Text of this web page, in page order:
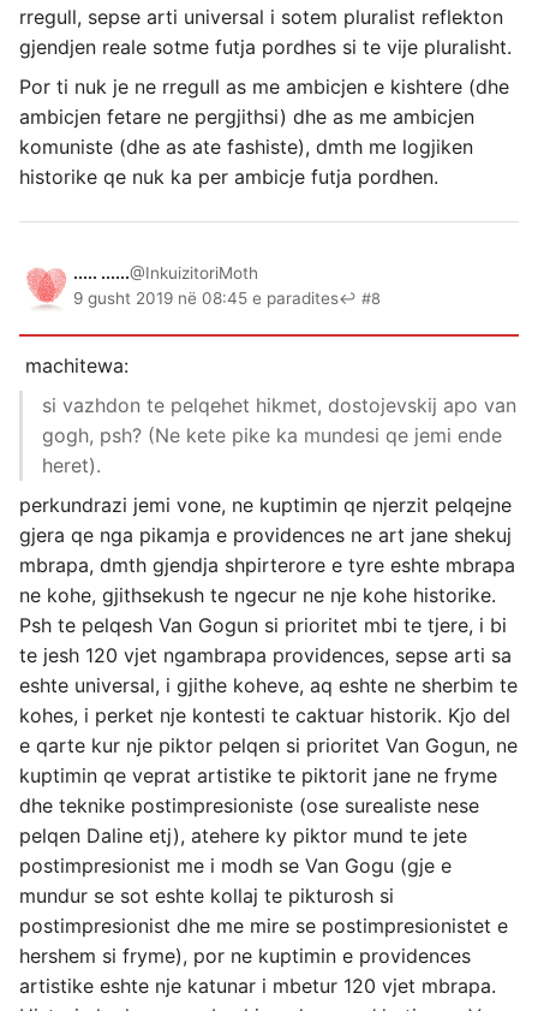
rregull, sepse arti universal i sotem pluralist reflekton
gjendjen reale sotme futja pordhes si te vije pluralisht.
Por ti nuk je ne rregull as me ambicjen e kishtere (dhe
ambicjen fetare ne pergjithsi) dhe as me ambicjen
komuniste (dhe as ate fashiste), dmth me logjiken
historike qe nuk ka per ambicje futja pordhen.
..... ......@InkuizitoriMoth
9 gusht 2019 në 08:45 e paradites↩ #8
machitewa:
si vazhdon te pelqehet hikmet, dostojevskij apo van
gogh, psh? (Ne kete pike ka mundesi qe jemi ende
heret).
perkundrazi jemi vone, ne kuptimin qe njerzit pelqejne
gjera qe nga pikamja e providences ne art jane shekuj
mbrapa, dmth gjendja shpirterore e tyre eshte mbrapa
ne kohe, gjithsekush te ngecur ne nje kohe historike.
Psh te pelqesh Van Gogun si prioritet mbi te tjere, i bi
te jesh 120 vjet ngambrapa providences, sepse arti sa
eshte universal, i gjithe koheve, aq eshte ne sherbim te
kohes, i perket nje kontesti te caktuar historik. Kjo del
e qarte kur nje piktor pelqen si prioritet Van Gogun, ne
kuptimin qe veprat artistike te piktorit jane ne fryme
dhe teknike postimpresioniste (ose surealiste nese
pelqen Daline etj), atehere ky piktor mund te jete
postimpresionist me i modh se Van Gogu (gje e
mundur se sot eshte kollaj te pikturosh si
postimpresionist dhe me mire se postimpresionistet e
hershem si fryme), por ne kuptimin e providences
artistike eshte nje katunar i mbetur 120 vjet mbrapa.